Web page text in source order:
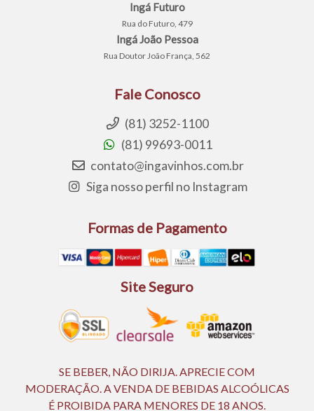
Ingá Futuro
Rua do Futuro, 479
Ingá João Pessoa
Rua Doutor João França, 562
Fale Conosco
(81) 3252-1100
(81) 99693-0011
contato@ingavinhos.com.br
Siga nosso perfil no Instagram
Formas de Pagamento
Site Seguro
SE BEBER, NÃO DIRIJA. APRECIE COM
MODERAÇÃO. A VENDA DE BEBIDAS ALCOÓLICAS
É PROIBIDA PARA MENORES DE 18 ANOS.